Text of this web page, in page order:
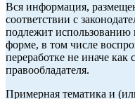
Вся информация,
соответствии с
подлежит
форме, в том числе
переработке не иначе
правообладателя.
Примерная тематика и